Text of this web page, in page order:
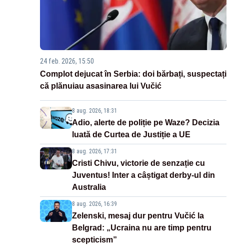
24 feb. 2026, 15:50
Complot dejucat în Serbia: doi bărbați, suspectați
că plănuiau asasinarea lui Vučić
8 aug. 2026, 18:31
Adio, alerte de poliție pe Waze? Decizia
luată de Curtea de Justiție a UE
8 aug. 2026, 17:31
Cristi Chivu, victorie de senzație cu
Juventus! Inter a câștigat derby-ul din
Australia
8 aug. 2026, 16:39
Zelenski, mesaj dur pentru Vučić la
Belgrad: „Ucraina nu are timp pentru
scepticism”